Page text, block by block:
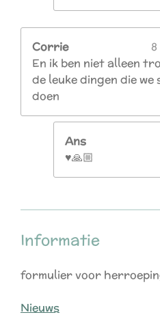
Corrie
En ik ben niet alleen
de leuke dingen die we
doen
Ans
♥️🙏🏼
Informatie
formulier voor
Nieuws